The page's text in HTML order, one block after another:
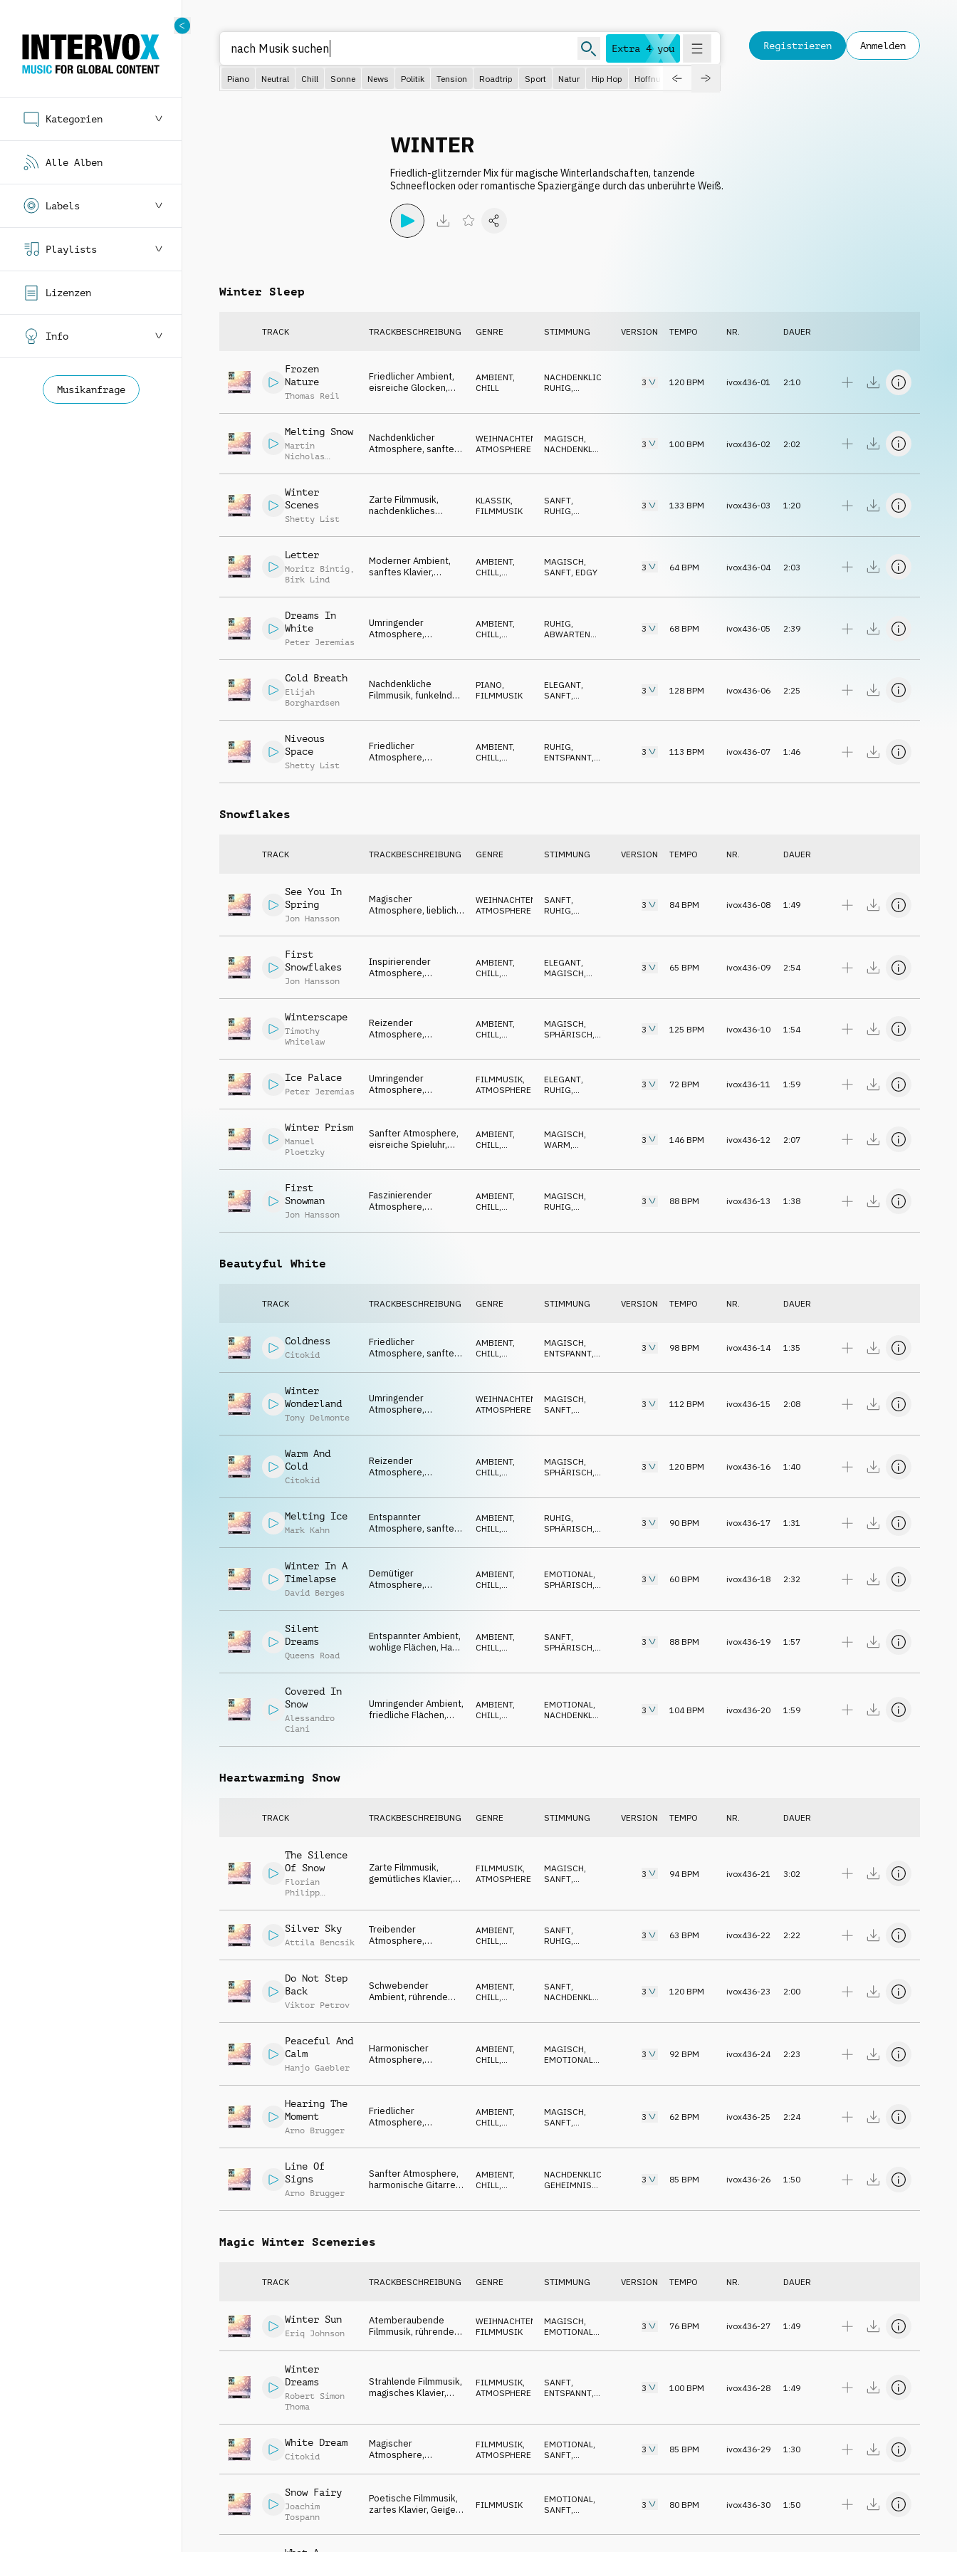
Kategorien
Alle Alben
Labels
Playlists
Lizenzen
Info
Musikanfrage
Extra 4 you
nach Musik
Piano Neutral Chill Sonne News Politik Tension Roadtrip Sport Natur Hip Hop Hoffnungsvoll Dokumentation
Registrieren Anmelden
WINTER
Friedlich-glitzernder Mix für magische Winterlandschaften, tanzende
Schneeflocken oder romantische Spaziergänge durch das unberührte Weiß.
Winter Sleep
TRACK TRACKBESCHREIBUNG GENRE STIMMUNG VERSION TEMPO NR. DAUER
Frozen
Nature
Thomas Reil
Friedlicher Ambient,
eisreiche Glocken,
sanft, magisch
AMBIENT,
CHILL
NACHDENKLICH
RUHIG
3 120 BPM ivox436-01 2:10
Melting Snow
Martin
Nicholas
Nachdenklicher
Atmosphere, sanfte
warm, liebevoll
WEIHNACHTEN
ATMOSPHERE
MAGISCH,
NACHDENKLICH
3 100 BPM ivox436-02 2:02
Winter
Scenes
Shetty List
Zarte Filmmusik,
nachdenkliches
friedlich, magisch
KLASSIK
FILMMUSIK
SANFT
RUHIG
3 133 BPM ivox436-03 1:20
Letter
Moritz Bintig ,
Birk Lind
Moderner Ambient,
sanftes Klavier,
urban
AMBIENT,
CHILL,
MAGISCH,
SANFT, EDGY 3 64BPM ivox436-04 2:03
Dreams In
White
Peter Jeremias
Umringender
Atmosphere,
Streicher, inspirierend
AMBIENT,
CHILL
RUHIG
ABWARTEND
3 68 BPM ivox436-05 2:39
Cold Breath
Elijah
Borghardsen
Nachdenkliche
Filmmusik, funkelndes
schlafende Schönheit
PIANO,
FILMMUSIK
ELEGANT,
SANFT,
3 128 BPM ivox436-06 2:25
Niveous
Space
Shetty List
Friedlicher
Atmosphere,
Klavier, Schneefall
AMBIENT,
CHILL
RUHIG
ENTSPANNT
3 113 BPM ivox436-07 1:46
Snowflakes
TRACK TRACKBESCHREIBUNG GENRE STIMMUNG VERSION TEMPO NR. DAUER
See You In
Spring
Jon Hansson
Magischer
Atmosphere, liebliche
Fläche, wunderschön
WEIHNACHTEN
ATMOSPHERE
SANFT
RUHIG
3 84BPM ivox436-08 1:49
First
Snowflakes
Jon Hansson
Inspirierender
Atmosphere,
Klavier, winterlich,
AMBIENT,
CHILL
ELEGANT
MAGISCH
3 65 BPM ivox436-09 2:54
Winterscape
Timothy
Whitelaw
Reizender
Atmosphere,
winterlich, umringend
AMBIENT,
CHILL,
MAGISCH,
SPHÄRISCH,
3 125 BPM ivox436-10 1:54
Ice Palace
Peter Jeremias
Umringender
Atmosphere,
Klavier, magisch
FILMMUSIK
ATMOSPHERE
ELEGANT
RUHIG
3 72 BPM ivox436-11 1:59
Winter Prism
Manuel
Ploetzky
Sanfter Atmosphere,
eisreiche Spieluhr,
innehaltend
AMBIENT,
CHILL,
MAGISCH,
WARM,
3 146 BPM ivox436-12 2:07
First
Snowman
Jon Hansson
Faszinierender
Atmosphere,
Klavier, luftig
AMBIENT,
CHILL
MAGISCH
RUHIG
3 88 BPM ivox436-13 1:38
Beautyful White
TRACK TRACKBESCHREIBUNG GENRE STIMMUNG VERSION TEMPO NR. DAUER
Coldness
Citokid
Friedlicher
Atmosphere, sanftes
gemütlich
AMBIENT,
CHILL
MAGISCH
ENTSPANNT
3 98 BPM ivox436-14 1:35
Winter
Wonderland
Tony Delmonte
Umringender
Atmosphere,
Flächen, Winter
WEIHNACHTEN
ATMOSPHERE
MAGISCH
SANFT
3 112 BPM ivox436-15 2:08
Warm And
Cold
Citokid
Reizender
Atmosphere,
gespannt, rein
AMBIENT,
CHILL
MAGISCH
SPHÄRISCH
3 120 BPM ivox436-16 1:40
Melting Ice
Mark Kahn
Entspannter
Atmosphere, sanftes
wohlig
AMBIENT,
CHILL
RUHIG
SPHÄRISCH
3 90 BPM ivox436-17 1:31
Winter In A
Timelapse
David Berges
Demütiger
Atmosphere,
Streicher, Klavier,
AMBIENT,
CHILL
EMOTIONAL
SPHÄRISCH
3 60 BPM ivox436-18 2:32
Silent
Dreams
Queens Road
Entspannter Ambient,
wohlige Flächen, Hang
AMBIENT,
CHILL
SANFT
SPHÄRISCH
3 88 BPM ivox436-19 1:57
Covered In
Snow
Alessandro
Ciani
Umringender Ambient,
friedliche Flächen,
AMBIENT,
CHILL,
EMOTIONAL,
NACHDENKLICH
3 104BPM ivox436-20 1:59
Heartwarming Snow
TRACK TRACKBESCHREIBUNG GENRE STIMMUNG VERSION TEMPO NR. DAUER
The Silence
Of Snow
Florian
Philipp
Zarte Filmmusik,
gemütliches Klavier,
FILMMUSIK,
ATMOSPHERE
MAGISCH,
SANFT,
3 94BPM ivox436-21 3:02
Silver Sky
Attila Bencsik
Treibender
Atmosphere,
Flächen, liebevoll,
AMBIENT,
CHILL
SANFT
RUHIG
3 63 BPM ivox436-22 2:22
Do Not Step
Back
Viktor Petrov
Schwebender
Ambient, rührende
rein, liebevoll,
AMBIENT,
CHILL
SANFT
NACHDENKLICH
3 120 BPM ivox436-23 2:00
Peaceful And
Calm
Hanjo Gaebler
Harmonischer
Atmosphere,
gemütliche Holzhütte
AMBIENT,
CHILL
MAGISCH
EMOTIONAL
3 92 BPM ivox436-24 2:23
Hearing The
Moment
Arno Brugger
Friedlicher
Atmosphere,
Flächen, leise,
AMBIENT,
CHILL
MAGISCH
SANFT
3 62 BPM ivox436-25 2:24
Line Of
Signs
Arno Brugger
Sanfter Atmosphere,
harmonische Gitarren,
AMBIENT,
CHILL
NACHDENKLICH
GEHEIMNISVOLL
3 85 BPM ivox436-26 1:50
Magic Winter Sceneries
TRACK TRACKBESCHREIBUNG GENRE STIMMUNG VERSION TEMPO NR. DAUER
Winter Sun
Eriq Johnson
Atemberaubende
Filmmusik, rührendes
aufgeregt
WEIHNACHTEN
FILMMUSIK
MAGISCH
EMOTIONAL
3 76 BPM ivox436-27 1:49
Winter
Dreams
Robert Simon
Thoma
Strahlende Filmmusik,
magisches Klavier,
FILMMUSIK,
ATMOSPHERE
SANFT,
ENTSPANNT,
3 100 BPM ivox436-28 1:49
White Dream
Citokid
Magischer
Atmosphere,
Klavier, Streicher,
FILMMUSIK
ATMOSPHERE
EMOTIONAL
SANFT
3 85 BPM ivox436-29 1:30
Snow Fairy
Joachim
Tospann
Poetische Filmmusik,
zartes Klavier, Geige,
FILMMUSIK EMOTIONAL,
SANFT,
3 80 BPM ivox436-30 1:50